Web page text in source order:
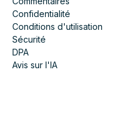
Confidentialité
Conditions d'utilisation
Sécurité
DPA
Avis sur l'IA